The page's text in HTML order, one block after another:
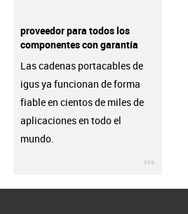
proveedor para todos los
componentes con garantía
Las cadenas portacables de
igus ya funcionan de forma
fiable en cientos de miles de
aplicaciones en todo el
mundo.